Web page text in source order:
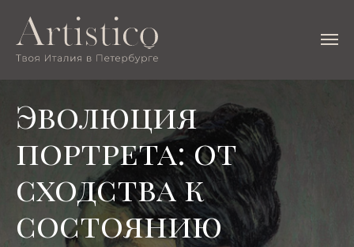
Эволюция
портрета: от
сходства к
состоянию